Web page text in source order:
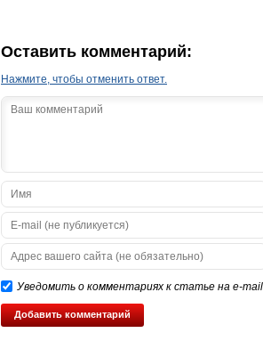
Оставить комментарий:
Нажмите, чтобы отменить ответ.
Уведомить о комментариях к статье на e-mail